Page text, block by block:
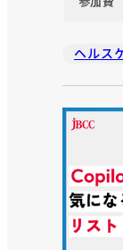
ヘルス